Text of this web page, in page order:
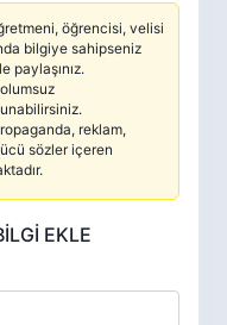
öğrencisi, velisi
bilgiye sahipseniz
paylaşınız.
reklam,
sözler içeren
EKLE